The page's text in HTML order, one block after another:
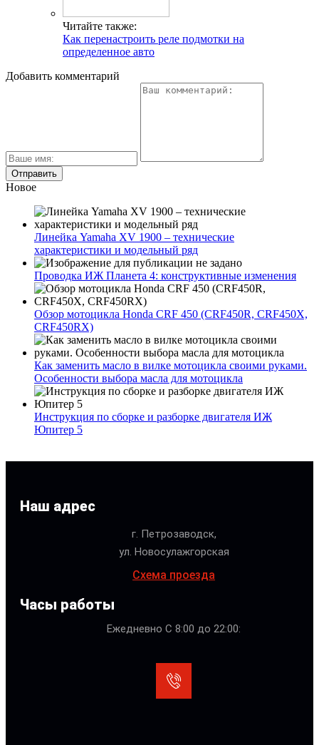
Читайте также:
Как перенастроить реле подмотки на
определенное авто
Добавить комментарий
Новое
Линейка Yamaha XV 1900 – технические
характеристики и модельный ряд
Проводка ИЖ Планета 4: конструктивные изменения
Обзор мотоцикла Honda CRF 450 (CRF450R, CRF450X,
CRF450RX)
Как заменить масло в вилке мотоцикла своими руками.
Особенности выбора масла для мотоцикла
Инструкция по сборке и разборке двигателя ИЖ
Юпитер 5
Наш адрес
г. Петрозаводск,
ул. Новосулажгорская
Схема проезда
Часы работы
Ежедневно С 8:00 до 22:00: